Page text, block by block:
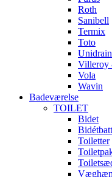
Roth
Sanibell
Termix
Toto
Unidrain
Villeroy
Vola
Wavin
Badeværelse
TOILET
Bidet
Toiletter